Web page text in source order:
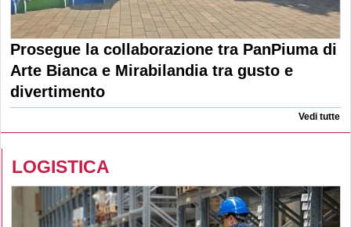
Prosegue la collaborazione tra PanPiuma di
Arte Bianca e Mirabilandia tra gusto e
divertimento
Vedi tutte
LOGISTICA